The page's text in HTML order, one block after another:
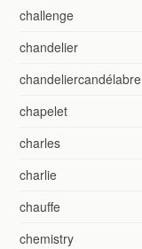
challenge
chandelier
chandeliercandélabre
chapelet
charles
charlie
chauffe
chemistry